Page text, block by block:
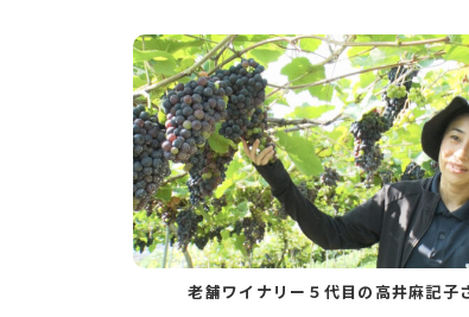
老舗ワイナリー５代目の高井麻記子